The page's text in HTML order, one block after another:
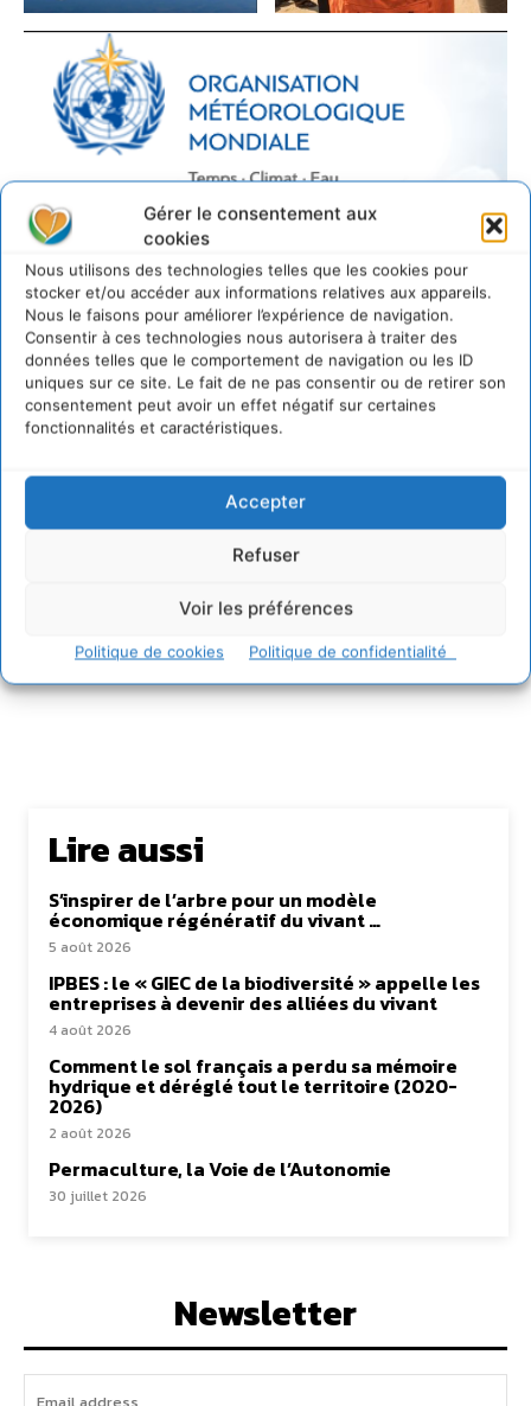
Gérer le consentement aux
cookies
Nous utilisons des technologies telles que les cookies pour
stocker et/ou accéder aux informations relatives aux appareils.
Nous le faisons pour améliorer l’expérience de navigation.
Consentir à ces technologies nous autorisera à traiter des
données telles que le comportement de navigation ou les ID
uniques sur ce site. Le fait de ne pas consentir ou de retirer son
consentement peut avoir un effet négatif sur certaines
fonctionnalités et caractéristiques.
Accepter
Refuser
Voir les préférences
Politique de cookies Politique de confidentialité
LAISSER UN COMMENTAIRE
CONNECTER POUR LAISSER UN COMMENTAIRE
Rédaction Cdurable
https:/cdurable.info
Lire aussi
S’inspirer de l’arbre pour un modèle
économique régénératif du vivant …
5 août 2026
IPBES : le « GIEC de la biodiversité » appelle les
entreprises à devenir des alliées du vivant
4 août 2026
Comment le sol français a perdu sa mémoire
hydrique et déréglé tout le territoire (2020-
2026)
2 août 2026
Permaculture, la Voie de l’Autonomie
30 juillet 2026
Newsletter